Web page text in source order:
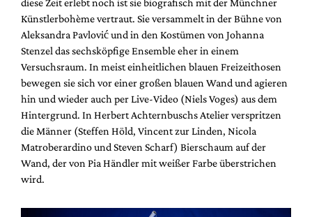
Künstlerbohème vertraut. Sie versammelt in der Bühne von
Aleksandra Pavlović und in den Kostümen von Johanna
Stenzel das sechsköpfige Ensemble eher in einem
Versuchsraum. In meist einheitlichen blauen Freizeithosen
bewegen sie sich vor einer großen blauen Wand und agieren
hin und wieder auch per Live-Video (Niels Voges) aus dem
Hintergrund. In Herbert Achternbuschs Atelier verspritzen
die Männer (Steffen Höld, Vincent zur Linden, Nicola
Matroberardino und Steven Scharf) Bierschaum auf der
Wand, der von Pia Händler mit weißer Farbe überstrichen
wird.